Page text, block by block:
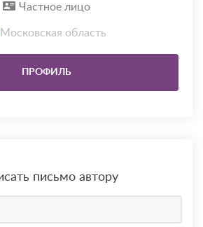
Частное лицо
Московская область
ПРОФИЛЬ
письмо автору